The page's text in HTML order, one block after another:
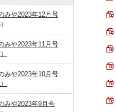
みや2023年12月号
みや2023年11月号
みや2023年10月号
みや2023年9月号